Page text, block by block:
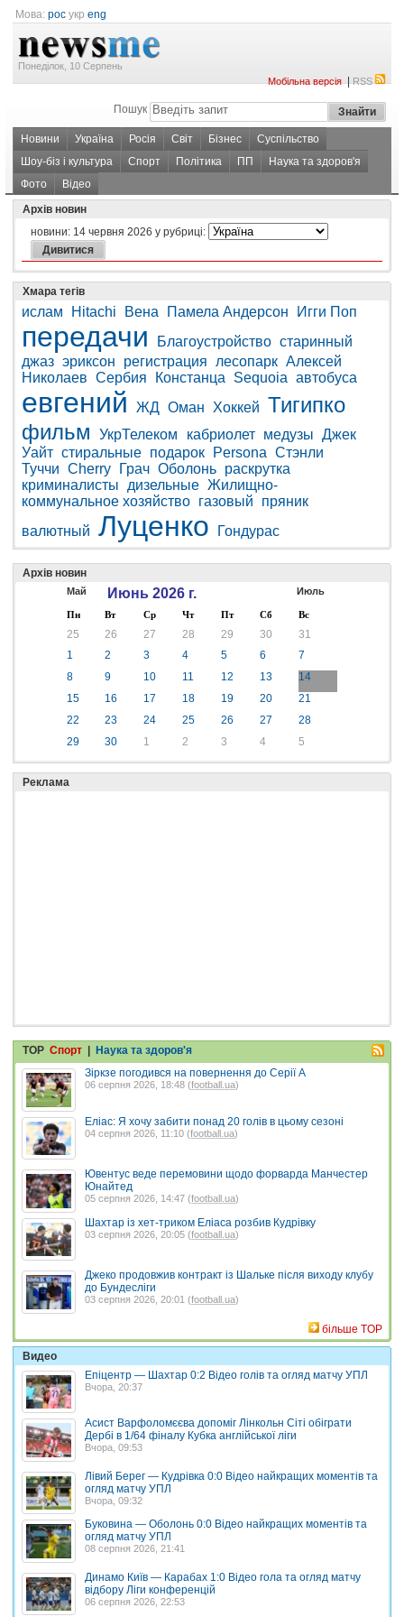
Мова: рос укр eng
Понеділок, 10 Серпень
Мобільна версія|RSS
Пошук
Новини Україна Росія Світ Бізнес
Суспільство
Шоу-біз і культура
Спорт Політика ПП
Наука та здоров'я
Фото
Відео
Архів новин
новини: 14 червня 2026 у рубриці:
Хмара тегів
ислам Hitachi Вена Памела Андерсон Игги Поп
передачи Благоустройство старинный
джаз эриксон регистрация лесопарк Алексей
Николаев Сербия Констанца Sequoia автобуса
евгений ЖД Оман Хоккей Тигипко
фильм
УкрТелеком кабриолет медузы Джек
Уайт стиральные подарок Persona Стэнли
Туччи Cherry Грач Оболонь раскрутка
криминалисты
дизельные Жилищно-
коммунальное хозяйство газовый
пряник
валютный Луценко Гондурас
Архів новин
Май Июнь 2026 г. Июль
Пн Вт Ср Чт Пт Сб Вс
25 26 27 28 29 30
31
1
2 3 4 5 6
7
8
9 10 11 12 13
14
15
16 17 18 19 20
21
22
23 24 25 26 27
28
29
30 1 2 3 4 5
Реклама
TOP Спорт
Наука та здоров'я
Зіркзе погодився на повернення до Серії А
06 серпня 2026, 18:48 (football.ua)
Еліас: Я хочу забити понад 20 голів в цьому сезоні
04 серпня 2026, 11:10 (football.ua)
Ювентус веде перемовини щодо форварда Манчестер
Юнайтед
05 серпня 2026, 14:47 (football.ua)
Шахтар із хет-триком Еліаса розбив Кудрівку
03 серпня 2026, 20:05 (football.ua)
Джеко продовжив контракт із Шальке після виходу клубу
до Бундесліги
03 серпня 2026, 20:01 (football.ua)
більше TOP
Видео
Епіцентр — Шахтар 0:2 Відео голів та огляд матчу УПЛ
Вчора, 20:37
Асист Варфоломєєва допоміг Лінкольн Сіті обіграти
Дербі в 1/64 фіналу Кубка англійської ліги
Вчора, 09:53
Лівий Берег — Кудрівка 0:0 Відео найкращих моментів та
огляд матчу УПЛ
Вчора, 09:32
Буковина — Оболонь 0:0 Відео найкращих моментів та
огляд матчу УПЛ
08 серпня 2026, 21:41
Динамо Київ — Карабах 1:0 Відео гола та огляд матчу
відбору Ліги конференцій
06 серпня 2026, 22:53